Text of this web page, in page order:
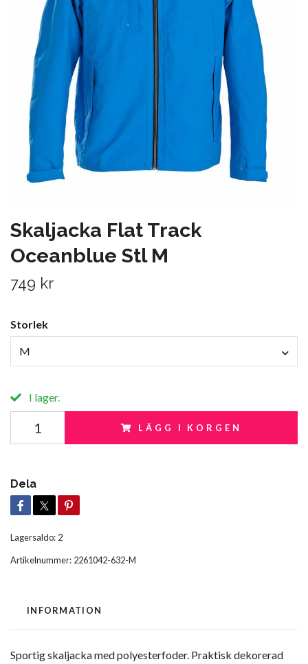
Skaljacka Flat Track
Oceanblue Stl M
749 kr
Storlek
M
I lager.
LÄGG I KORGEN
Dela
Lagersaldo: 2
Artikelnummer: 2261042-632-M
INFORMATION
Sportig skaljacka med polyesterfoder. Praktisk dekorerad